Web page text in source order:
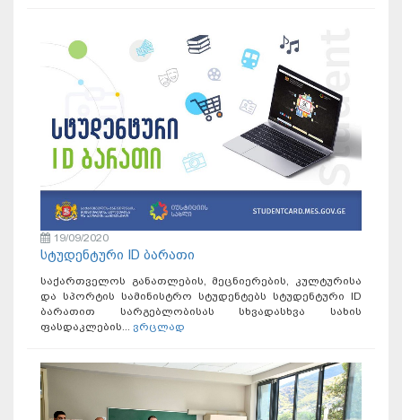
19/09/2020
სტუდენტური ID ბარათი
საქართველოს განათლების, მეცნიერების, კულტურისა
და სპორტის სამინისტრო სტუდენტებს სტუდენტური ID
ბარათით სარგებლობისას სხვადასხვა სახის
ფასდაკლების... ვრცლად